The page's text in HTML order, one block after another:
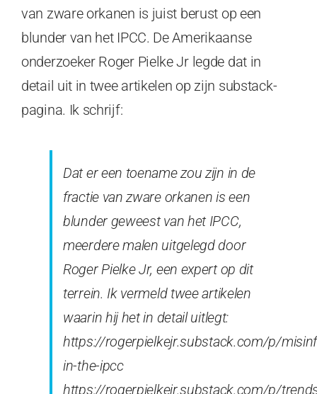
van zware orkanen is juist berust op een
blunder van het IPCC. De Amerikaanse
onderzoeker Roger Pielke Jr legde dat in
detail uit in twee artikelen op zijn substack-
pagina. Ik schrijf:
Dat er een toename zou zijn in de
fractie van zware orkanen is een
blunder geweest van het IPCC,
meerdere malen uitgelegd door
Roger Pielke Jr, een expert op dit
terrein. Ik vermeld twee artikelen
waarin hij het in detail uitlegt:
https://rogerpielkejr.substack.com/p/
in-the-ipcc
https://rogerpielkejr.substack.com/p/